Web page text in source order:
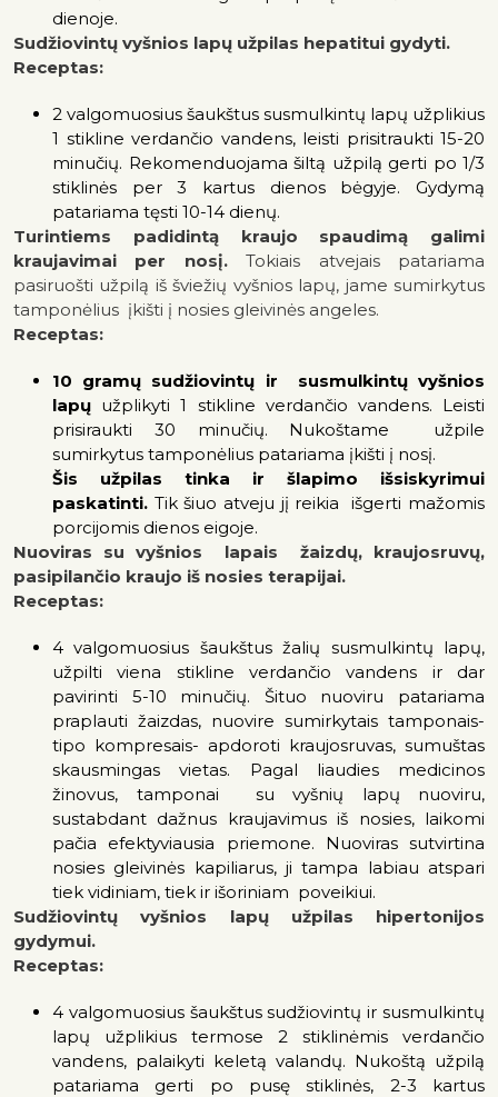
dienoje.
Sudžiovintų vyšnios lapų užpilas hepatitui gydyti.
Receptas:
2 valgomuosius šaukštus susmulkintų lapų užplikius
1 stikline verdančio vandens, leisti prisitraukti 15-20
minučių. Rekomenduojama šiltą užpilą gerti po 1/3
stiklinės per 3 kartus dienos bėgyje. Gydymą
patariama tęsti 10-14 dienų.
Turintiems padidintą kraujo spaudimą galimi
kraujavimai per nosį.Tokiais atvejais patariama
pasiruošti užpilą iš šviežių vyšnios lapų, jame sumirkytus
tamponėlius įkišti į nosies gleivinės angeles.
Receptas:
10 gramų sudžiovintų ir susmulkintų vyšnios
lapų užplikyti 1 stikline verdančio vandens. Leisti
prisiraukti 30 minučių. Nukoštame užpile
sumirkytus tamponėlius patariama įkišti į nosį.
Šis užpilas tinka ir šlapimo išsiskyrimui
paskatinti. Tik šiuo atveju jį reikia išgerti mažomis
porcijomis dienos eigoje.
Nuoviras su vyšnios lapais žaizdų, kraujosruvų,
pasipilančio kraujo iš nosies terapijai.
Receptas:
4 valgomuosius šaukštus žalių susmulkintų lapų,
užpilti viena stikline verdančio vandens ir dar
pavirinti 5-10 minučių. Šituo nuoviru patariama
praplauti žaizdas, nuovire sumirkytais tamponais-
tipo kompresais- apdoroti kraujosruvas, sumuštas
skausmingas vietas. Pagal liaudies medicinos
žinovus, tamponai su vyšnių lapų nuoviru,
sustabdant dažnus kraujavimus iš nosies, laikomi
pačia efektyviausia priemone. Nuoviras sutvirtina
nosies gleivinės kapiliarus, ji tampa labiau atspari
tiek vidiniam, tiek ir išoriniam poveikiui.
Sudžiovintų vyšnios lapų užpilas hipertonijos
gydymui.
Receptas:
4 valgomuosius šaukštus sudžiovintų ir susmulkintų
lapų užplikius termose 2 stiklinėmis verdančio
vandens, palaikyti keletą valandų. Nukoštą užpilą
patariama gerti po pusę stiklinės, 2-3 kartus